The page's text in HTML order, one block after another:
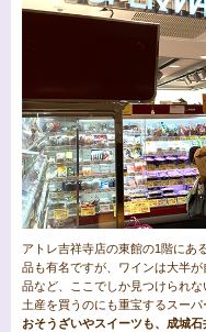
アトレ吉祥寺店の東館の1階にあ
品も有名ですが、ワインは大半
品など、ここでしか見つけられ
土産を買うのにも重宝するスーパ
おそうざいやスイーツも、成城